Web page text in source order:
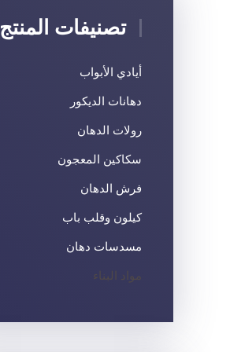
تصنيفات المنتج
أيادي الأبواب
دهانات الديكور
رولات الدهان
سكاكين المعجون
فرش الدهان
كيلون وقلب باب
مسدسات دهان
مواد البناء